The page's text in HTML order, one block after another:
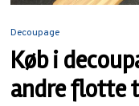
Decoupage
Køb i decoupage boden af glas og
andre flotte